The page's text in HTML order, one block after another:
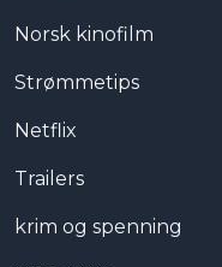
Norsk kinofilm
Strømmetips
Netflix
Trailers
krim og spenning